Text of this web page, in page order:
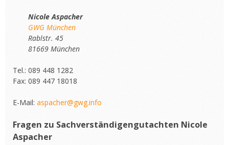
Nicole Aspacher
GWG München
Rablstr. 45
81669 München
Tel.: 089 448 1282
Fax: 089 447 18018
E-Mail: aspacher@gwg.info
Fragen zu Sachverständigengutachten Nicole
Aspacher